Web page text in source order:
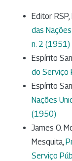
Editor
das
n. 2 (1951)
Espírito
do Serviço
Espírito
Nações
(1950)
James O.
Mesquita,
Serviço